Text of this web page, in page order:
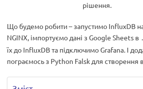
рішення.
Що будемо робити – запустимо InfluxDB
NGINX, імпортуємо дані з Google Sheets в
їх до InfluxDB та підключимо Grafana. І
пограємось з Python Falsk для